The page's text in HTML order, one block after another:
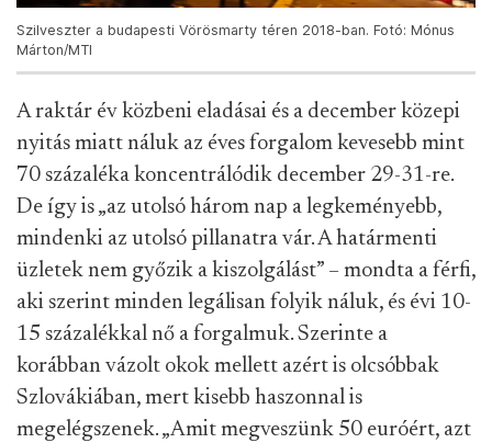
Szilveszter a budapesti Vörösmarty téren 2018-ban. Fotó: Mónus
Márton/MTI
A raktár év közbeni eladásai és a december közepi
nyitás miatt náluk az éves forgalom kevesebb mint
70 százaléka koncentrálódik december 29-31-re.
De így is „az utolsó három nap a legkeményebb,
mindenki az utolsó pillanatra vár. A határmenti
üzletek nem győzik a kiszolgálást” – mondta a férfi,
aki szerint minden legálisan folyik náluk, és évi 10-
15 százalékkal nő a forgalmuk. Szerinte a
korábban vázolt okok mellett azért is olcsóbbak
Szlovákiában, mert kisebb haszonnal is
megelégszenek. „Amit megveszünk 50 euróért, azt